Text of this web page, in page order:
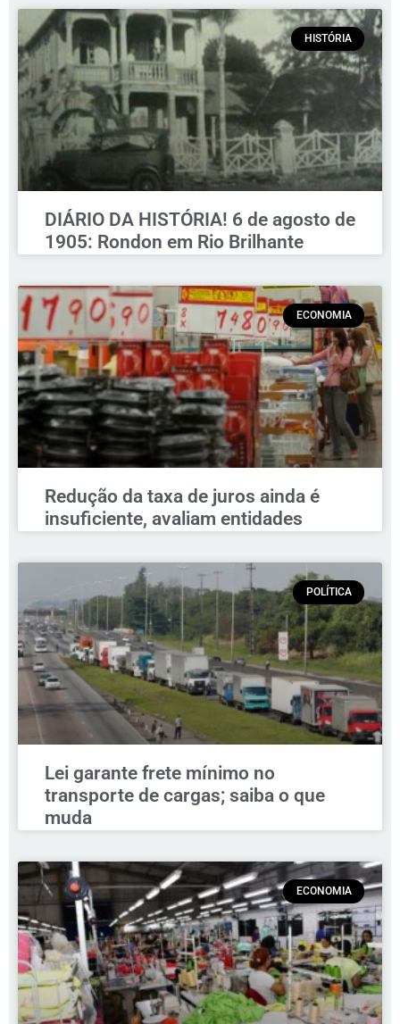
HISTÓRIA
DIÁRIO DA HISTÓRIA! 6 de agosto de
1905: Rondon em Rio Brilhante
ECONOMIA
Redução da taxa de juros ainda é
insuficiente, avaliam entidades
POLÍTICA
Lei garante frete mínimo no
transporte de cargas; saiba o que
muda
ECONOMIA